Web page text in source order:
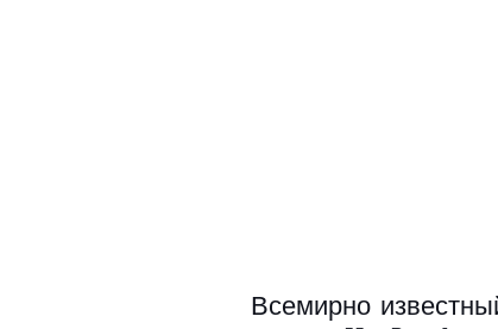
Всемирно